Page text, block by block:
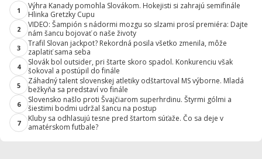
1
Výhra Kanady pomohla Slovákom. Hokejisti si zahrajú semifinále
Hlinka Gretzky Cupu
2
VIDEO: Šampión s nádormi mozgu so slzami prosí premiéra: Dajte
nám šancu bojovať o naše životy
3
Trafil Slovan jackpot? Rekordná posila všetko zmenila, môže
zaplatiť sama seba
4
Slovák bol outsider, pri štarte skoro spadol. Konkurenciu však
šokoval a postúpil do finále
5
Záhadný talent slovenskej atletiky odštartoval MS výborne. Mladá
bežkyňa sa predstaví vo finále
6
Slovensko našlo proti Švajčiarom superhrdinu. Štyrmi gólmi a
šiestimi bodmi udržal šancu na postup
7
Kluby sa odhlasujú tesne pred štartom súťaže. Čo sa deje v
amatérskom futbale?